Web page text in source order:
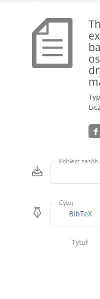
Pobierz zasób
Cytuj
BibTeX
Tytuł